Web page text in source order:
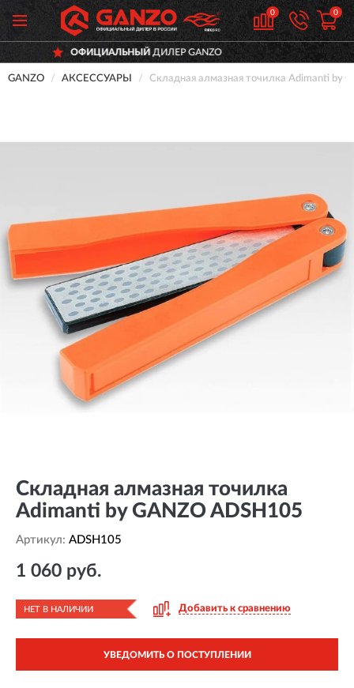
0 0
ДИЛЕР GANZO
GANZO АКСЕССУАРЫ Складная алмазная точилка Adimanti by
Складная алмазная точилка
Adimanti by GANZO ADSH105
Артикул: ADSH105
1 060 руб.
НЕТ В НАЛИЧИИ Добавить к сравнению
УВЕДОМИТЬ О ПОСТУПЛЕНИИ